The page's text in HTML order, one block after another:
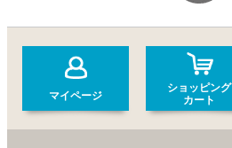
マイページ
ショッピング
カート